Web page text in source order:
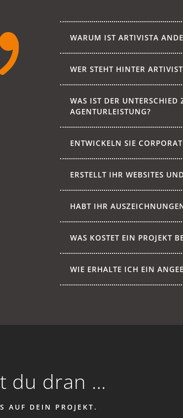
WARUM IST ARTIVISTA
WER STEHT HINTER
WAS IST DER
AGENTURLEISTUNG?
ENTWICKELN SIE
ERSTELLT IHR WEBSITES
HABT IHR
WAS KOSTET EIN PROJEKT
WIE ERHALTE ICH EIN
du dran …
AUF DEIN PROJEKT.